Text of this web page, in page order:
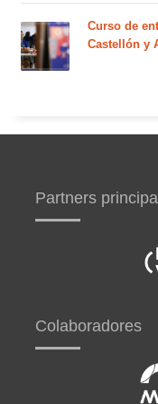
Curso de
Castellón y
Partners
Colaboradores